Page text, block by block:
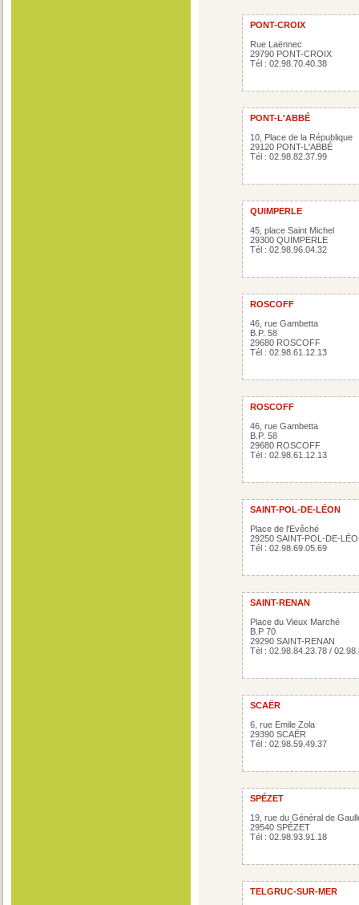
PONT-CROIX
Rue Laënnec
29790 PONT-CROIX
Tél : 02.98.70.40.38
PONT-L'ABBÉ
10, Place de la République
29120 PONT-L'ABBÉ
Tél : 02.98.82.37.99
QUIMPERLE
45, place Saint Michel
29300 QUIMPERLE
Tél : 02.98.96.04.32
ROSCOFF
46, rue Gambetta
B.P. 58
29680 ROSCOFF
Tél : 02.98.61.12.13
ROSCOFF
46, rue Gambetta
B.P. 58
29680 ROSCOFF
Tél : 02.98.61.12.13
SAINT-POL-DE-LÉON
Place de l'Evêché
29250 SAINT-POL-DE-
Tél : 02.98.69.05.69
SAINT-RENAN
Place du Vieux Marché
B.P 70
29290 SAINT-RENAN
Tél : 02.98.84.23.78 /
SCAËR
6, rue Emile Zola
29390 SCAËR
Tél : 02.98.59.49.37
SPÉZET
19, rue du Général de
29540 SPÉZET
Tél : 02.98.93.91.18
TELGRUC-SUR-MER